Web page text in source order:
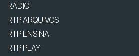
RÁDIO
RTP ARQUIVOS
RTP ENSINA
RTP PLAY